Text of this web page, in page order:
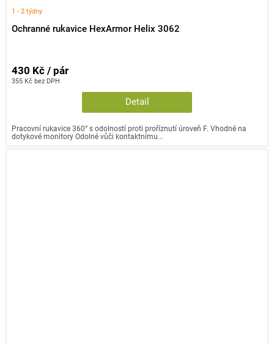
Ochranné rukavice HexArmor Helix 3062
1 - 2 týdny
355 Kč bez DPH
430 Kč / pár
Detail
Pracovní rukavice 360° s odolností proti proříznutí úroveň F. Vhodné na
dotykové monitory Odolné vůči kontaktnímu...